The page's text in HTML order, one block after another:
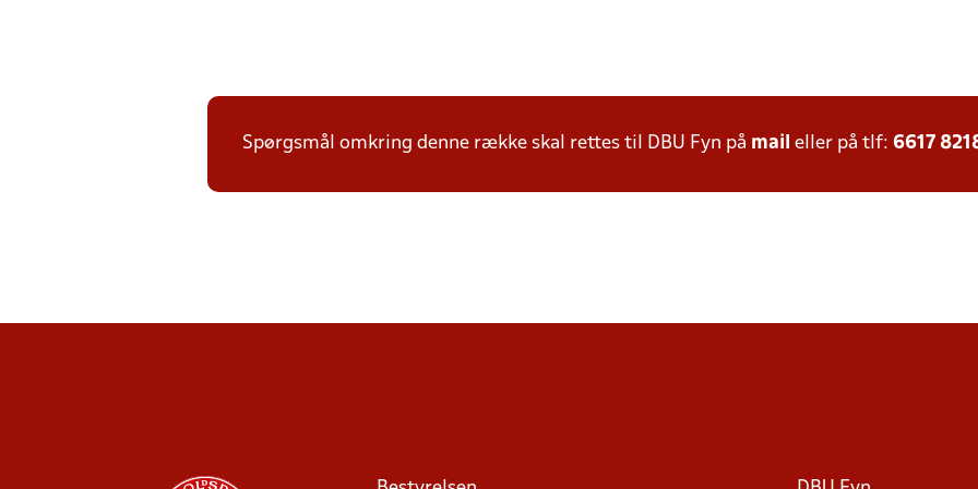
Spørgsmål omkring denne række skal rettes til DBU Fyn på mail eller på tlf: 6617